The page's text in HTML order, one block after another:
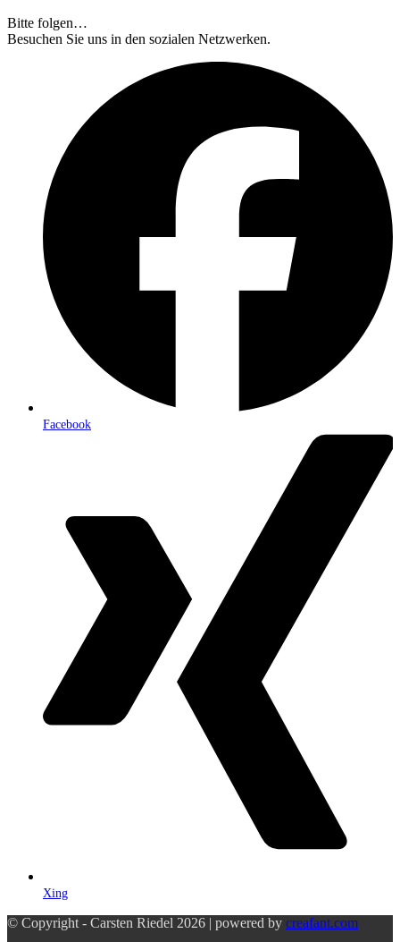
Bitte folgen…
Besuchen Sie uns in den sozialen Netzwerken.
Facebook
Xing
© Copyright - Carsten Riedel 2026 | powered by creafant.com